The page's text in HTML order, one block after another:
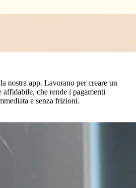
nostra app. Lavorano per creare un
affidabile, che rende i pagamenti
e senza frizioni.